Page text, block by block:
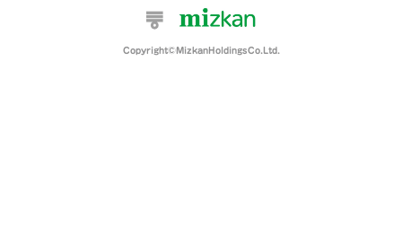
Copyright©MizkanHoldingsCo.Ltd.